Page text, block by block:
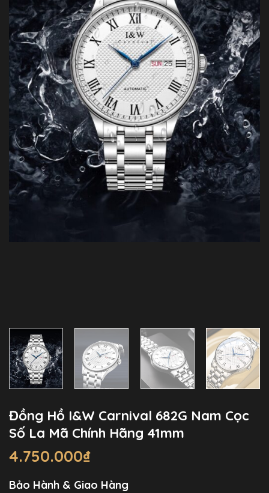
Đồng Hồ I&W Carnival 682G Nam Cọc
Số La Mã Chính Hãng 41mm
4.750.000₫
Bảo Hành & Giao Hàng